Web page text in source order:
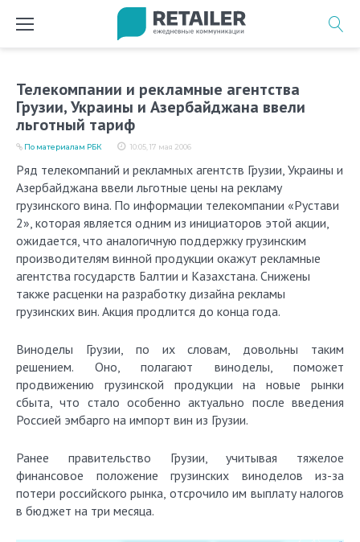
Телекомпании и рекламные агентства
Грузии, Украины и Азербайджана ввели
льготный тариф
10:05, 17 мая 2006
По материалам РБК
Ряд телекомпаний и рекламных агентств Грузии, Украины и
Азербайджана ввели льготные цены на рекламу
грузинского вина. По информации телекомпании «Рустави
2», которая является одним из инициаторов этой акции,
ожидается, что аналогичную поддержку грузинским
производителям винной продукции окажут рекламные
агентства государств Балтии и Казахстана. Снижены
также расценки на разработку дизайна рекламы
грузинских вин. Акция продлится до конца года.
Виноделы Грузии, по их словам, довольны таким
решением. Оно, полагают виноделы, поможет
продвижению грузинской продукции на новые рынки
сбыта, что стало особенно актуально после введения
Россией эмбарго на импорт вин из Грузии.
Ранее правительство Грузии, учитывая тяжелое
финансовое положение грузинских виноделов из-за
потери российского рынка, отсрочило им выплату налогов
в бюджет на три месяца.